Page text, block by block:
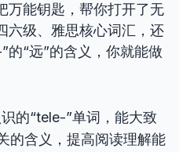
万能钥匙，帮你打开了无
六级、雅思核心词汇，还
的“远”的含义，你就能做
的“tele-”单词，能大致
的含义，提高阅读理解能